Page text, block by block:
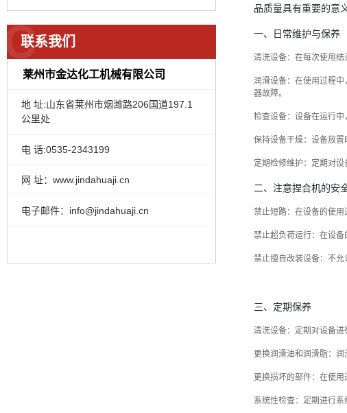
联系我们
C
莱州市金达化工机械有限公司
地 址:山东省莱州市烟潍路206国道197.1
公里处
电 话:0535-2343199
网 址：www.jindahuaji.cn
电子邮件：info@jindahuaji.cn
品质量具有重要的意
一、日常维护与保养
清洗设备：在每次使用结
润滑设备：在使用过程
器故障。
检查设备：设备在运行中
保持设备干燥：设备放置
定期检修维护：定期对
二、注意捏合机的安
禁止短路：在设备的使用
禁止超负荷运行：在设备
禁止擅自改装设备：不允
三、定期保养
清洗设备：定期对设备
更换润滑油和润滑脂：润
更换损坏的部件：在使用
系统性检查：定期进行